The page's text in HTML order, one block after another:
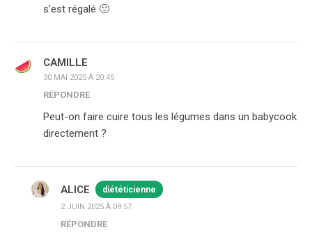
s’est régalé 🙂
CAMILLE
30 MAI 2025 À 20:45
RÉPONDRE
Peut-on faire cuire tous les légumes dans un babycook
directement ?
ALICE diététicienne
2 JUIN 2025 À 09:57
RÉPONDRE